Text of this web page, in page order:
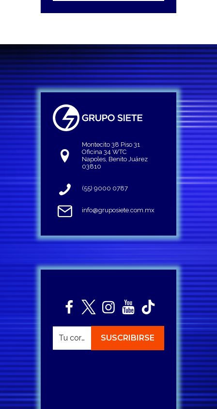
Montecito 38 Piso 31
Oficina 34 WTC
Napoles, Benito Juárez
03810
(55) 9000 0787
info@gruposiete.com.mx